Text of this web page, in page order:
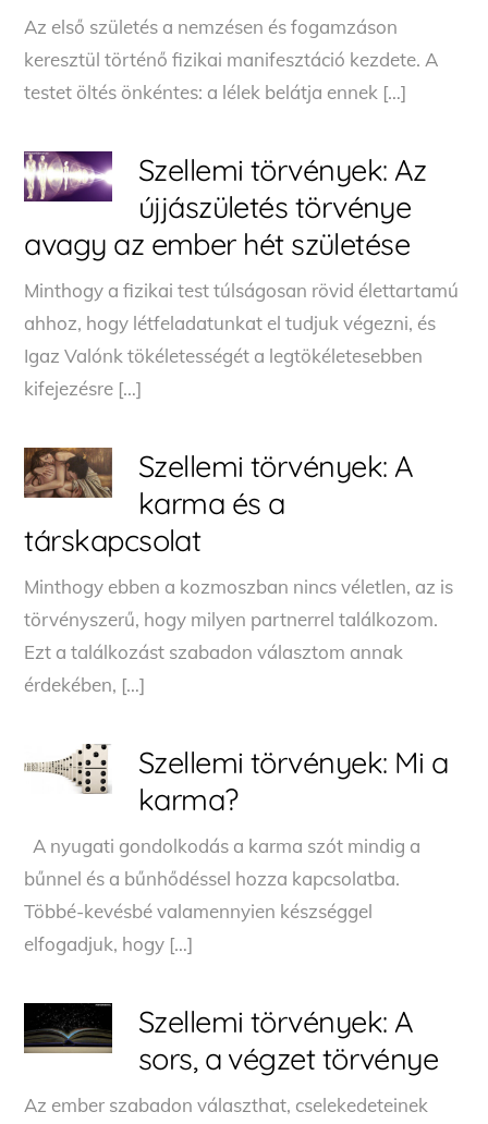
Az első születés a nemzésen és fogamzáson
keresztül történő fizikai manifesztáció kezdete. A
testet öltés önkéntes: a lélek belátja ennek […]
Szellemi törvények: Az
újjászületés törvénye
avagy az ember hét születése
Minthogy a fizikai test túlságosan rövid élettartamú
ahhoz, hogy létfeladatunkat el tudjuk végezni, és
Igaz Valónk tökéletességét a legtökéletesebben
kifejezésre […]
Szellemi törvények: A
karma és a
társkapcsolat
Minthogy ebben a kozmoszban nincs véletlen, az is
törvényszerű, hogy milyen partnerrel találkozom.
Ezt a találkozást szabadon választom annak
érdekében, […]
Szellemi törvények: Mi a
karma?
A nyugati gondolkodás a karma szót mindig a
bűnnel és a bűnhődéssel hozza kapcsolatba.
Többé-kevésbé valamennyien készséggel
elfogadjuk, hogy […]
Szellemi törvények: A
sors, a végzet törvénye
Az ember szabadon választhat, cselekedeteinek